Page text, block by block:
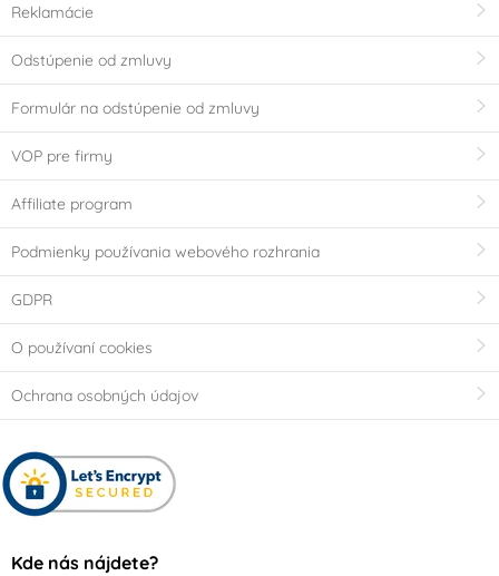
Reklamácie
Odstúpenie od zmluvy
Formulár na odstúpenie od zmluvy
VOP pre firmy
Affiliate program
Podmienky používania webového rozhrania
GDPR
O používaní cookies
Ochrana osobných údajov
Kde nás nájdete?